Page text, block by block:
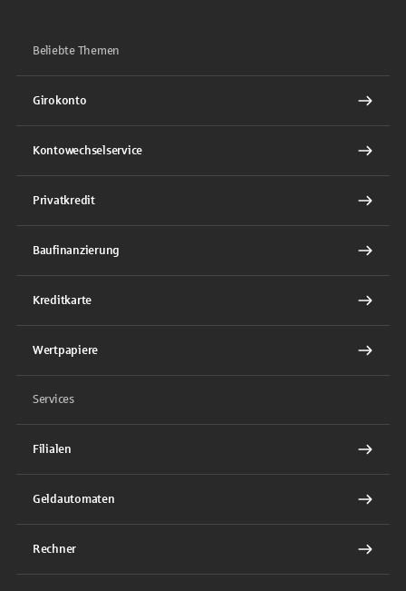
Beliebte Themen
Girokonto
Kontowechselservice
Privatkredit
Baufinanzierung
Kreditkarte
Wertpapiere
Services
Filialen
Geldautomaten
Rechner